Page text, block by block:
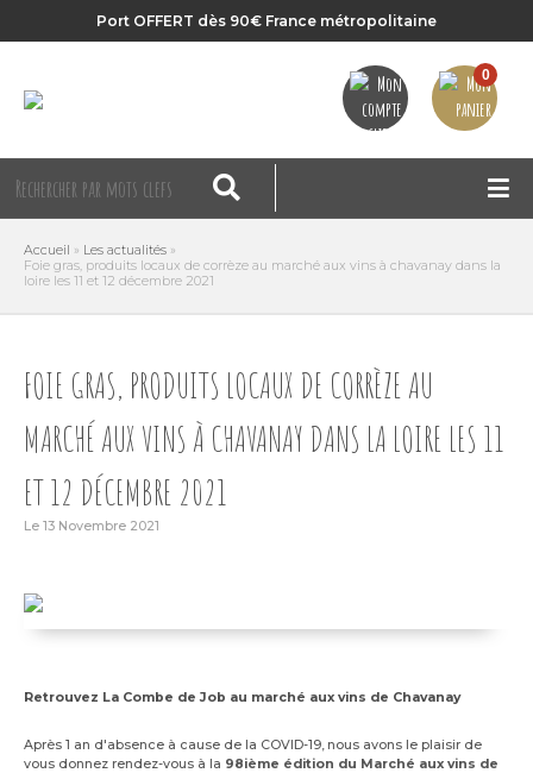
Port OFFERT dès 90€ France métropolitaine
0
Accueil » Les actualités »
Foie gras, produits locaux de corrèze au marché aux vins à chavanay dans la
loire les 11 et 12 décembre 2021
FOIE GRAS, PRODUITS LOCAUX DE CORRÈZE AU
MARCHÉ AUX VINS À CHAVANAY DANS LA LOIRE LES 11
ET 12 DÉCEMBRE 2021
Le 13 Novembre 2021
Retrouvez La Combe de Job au marché aux vins de Chavanay
Après 1 an d'absence à cause de la COVID-19, nous avons le plaisir de
vous donnez rendez-vous à la 98ième édition du Marché aux vins de